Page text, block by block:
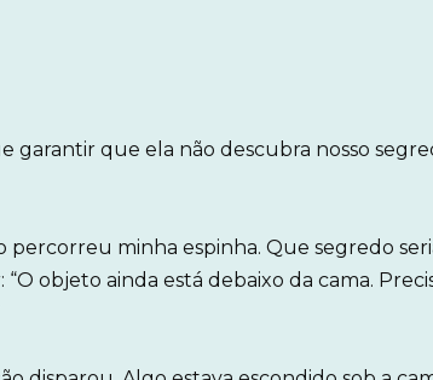
garantir que ela não descubra nosso
percorreu minha espinha. Que segredo
objeto ainda está debaixo da cama.